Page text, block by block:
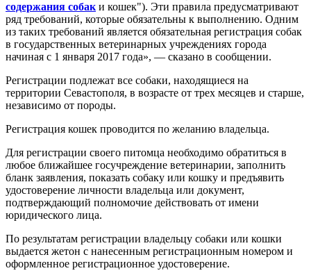
содержания собак и кошек"). Эти правила предусматривают
ряд требований, которые обязательны к выполнению. Одним
из таких требований является обязательная регистрация собак
в государственных ветеринарных учреждениях города
начиная с 1 января 2017 года», — сказано в сообщении.
Регистрации подлежат все собаки, находящиеся на
территории Севастополя, в возрасте от трех месяцев и старше,
независимо от породы.
Регистрация кошек проводится по желанию владельца.
Для регистрации своего питомца необходимо обратиться в
любое ближайшее госучреждение ветеринарии, заполнить
бланк заявления, показать собаку или кошку и предъявить
удостоверение личности владельца или документ,
подтверждающий полномочие действовать от имени
юридического лица.
По результатам регистрации владельцу собаки или кошки
выдается жетон с нанесенным регистрационным номером и
оформленное регистрационное удостоверение.